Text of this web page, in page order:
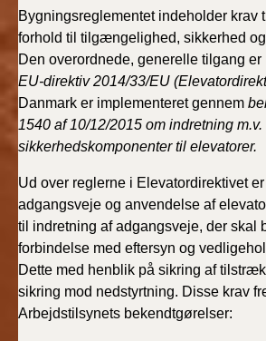
BR18 (1/1 - 30/6
2022)
BR18 (29/6 - 31/12
BR18 (1/1-29/6
2021)
BR18 (1/7-31/12
2020)
BR18 (10/3-30/6
2020)
Bygningsreglementet indeholder krav
forhold til tilgængelighed, sikkerhed
Den overordnede, generelle tilgang er
EU-direktiv 2014/33/EU
Danmark er implementeret gennem
1540 af 10/12/2015 om indretning
sikkerhedskomponenter til elevatorer.
Ud over reglerne i Elevatordirektivet er
adgangsveje og anvendelse af
til indretning af adgangsveje, der skal
forbindelse med eftersyn og
Dette med henblik på sikring af
sikring mod nedstyrtning. Disse krav
Arbejdstilsynets bekendtgørelser: